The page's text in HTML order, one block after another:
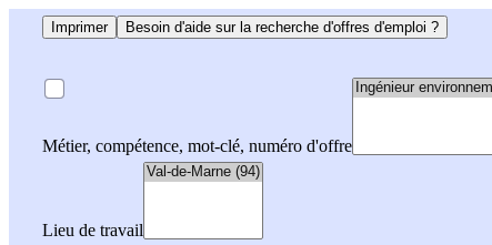
Imprimer Besoin d'aide sur la recherche d'offres d'emploi ?
Métier, compétence, mot-clé, numéro d'offre
Lieu de travail